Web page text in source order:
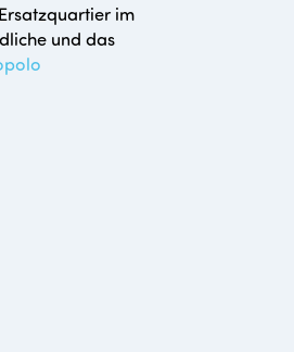
im
und das